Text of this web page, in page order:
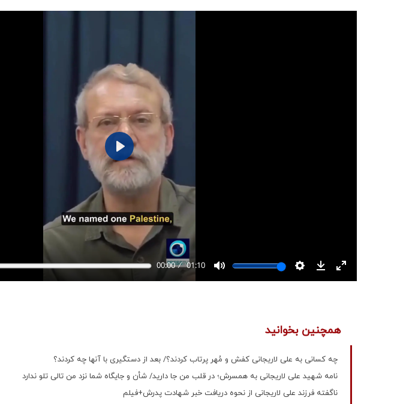
همچنین بخوانید
چه کسانی به علی لاریجانی کفش و مُهر پرتاب کردند؟/ بعد از دستگیری با آنها چه کردند؟
نامه شهید علی لاریجانی به همسرش؛ در قلب من جا دارید/ شأن و جایگاه شما نزد من تالی تلو ندارد
ناگفته فرزند علی لاریجانی از نحوه دریافت خبر شهادت پدرش+فیلم